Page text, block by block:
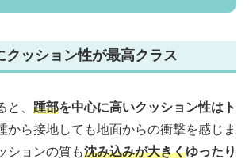
クッション性が最高クラス
と、 踵部を中心に高いクッション性はト
から接地しても地面からの衝撃を感じま
ションの質も沈み込みが大きくゆったり